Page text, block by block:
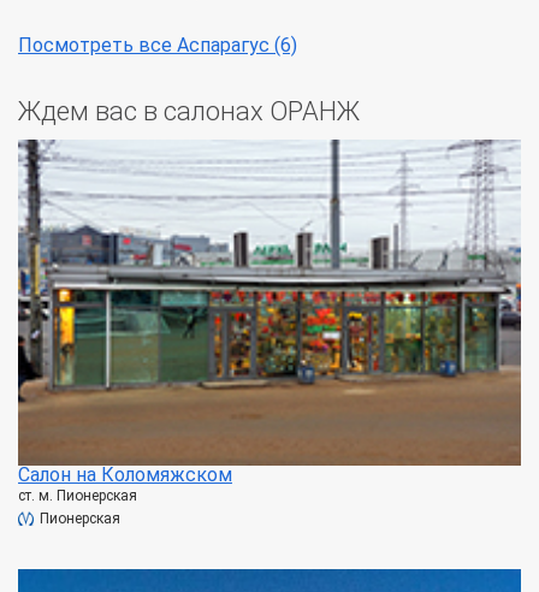
Посмотреть все Аспарагус (6)
Ждем вас в салонах ОРАНЖ
Салон на Коломяжском
ст. м. Пионерская
Пионерская